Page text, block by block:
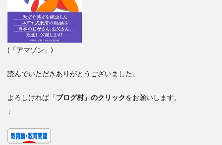
(「アマゾン」)
読んでいただきありがとうございました。
よろしければ「ブログ村」のクリックをお願いします。
↓